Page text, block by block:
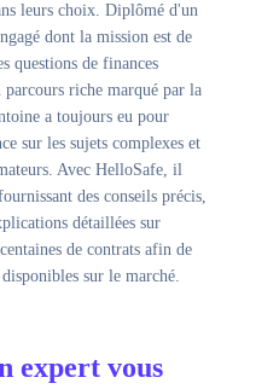
leurs choix. Diplômé d'un
dont la mission est de
questions de finances
parcours riche marqué par la
a toujours eu pour
sur les sujets complexes et
Avec HelloSafe, il
des conseils précis,
détaillées sur
de contrats afin de
sur le marché.
expert vous